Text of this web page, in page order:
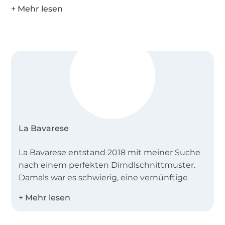
La Bavarese
La Bavarese entstand 2018 mit meiner Suche
nach einem perfekten Dirndlschnittmuster.
Damals war es schwierig, eine vernünftige
dachte mir, das geht besser und das erste La